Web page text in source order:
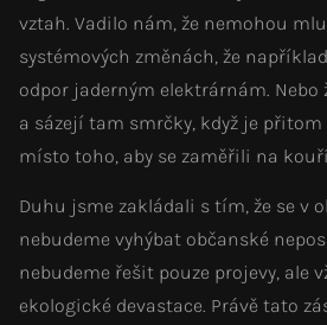
vztah. Vadilo nám, že nemohou
systémových změnách, že
odpor jaderným elektrárnám. Nebo
a sázejí tam smrčky, když je přitom
místo toho, aby se zaměřili na
Duhu jsme zakládali s tím, že se v
nebudeme vyhýbat občanské
nebudeme řešit pouze projevy, ale
ekologické devastace. Právě tato